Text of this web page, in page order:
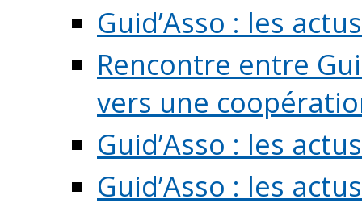
Guid’Asso : les
Rencontre entre
vers une
Guid’Asso : les
Guid’Asso : les